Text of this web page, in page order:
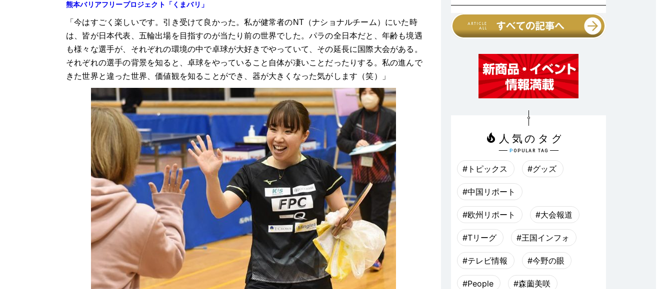
熊本バリアフリープロジェクト「くまバリ」
「今はすごく楽しいです。引き受けて良かった。私が健常者のNT（ナショナルチーム）にいた時
は、皆が日本代表、五輪出場を目指すのが当たり前の世界でした。パラの全日本だと、年齢も境遇
も様々な選手が、それぞれの環境の中で卓球が大好きでやっていて、その延長に国際大会がある。
それぞれの選手の背景を知ると、卓球をやっていること自体が凄いことだったりする。私の進んで
きた世界と違った世界、価値観を知ることができ、器が大きくなった気がします（笑）」
#トピックス #グッズ
#中国リポート
#欧州リポート #大会報道
#Tリーグ #王国インフォ
#テレビ情報 #今野の眼
#People #森薗美咲